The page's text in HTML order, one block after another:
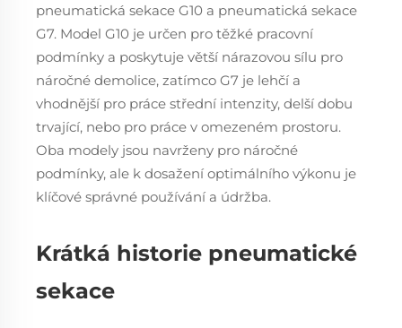
pneumatická sekace G10 a pneumatická sekace
G7. Model G10 je určen pro těžké pracovní
podmínky a poskytuje větší nárazovou sílu pro
náročné demolice, zatímco G7 je lehčí a
vhodnější pro práce střední intenzity, delší dobu
trvající, nebo pro práce v omezeném prostoru.
Oba modely jsou navrženy pro náročné
podmínky, ale k dosažení optimálního výkonu je
klíčové správné používání a údržba.
Krátká historie pneumatické
sekace